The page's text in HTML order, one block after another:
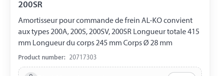
200SR
Amortisseur pour commande de frein AL-KO convient
aux types 200A, 200S, 200SV, 200SR Longueur totale 415
mm Longueur du corps 245 mm Corps Ø 28 mm
Product number: 20717303